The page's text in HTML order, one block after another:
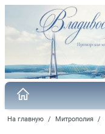
На главную / Митрополия /